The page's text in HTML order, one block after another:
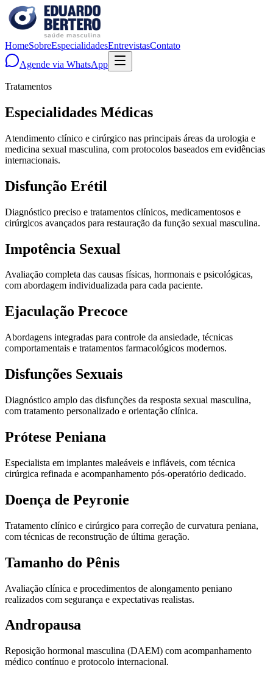
HomeSobreEspecialidadesEntrevistasContato
Agende via WhatsApp
Tratamentos
Especialidades Médicas
Atendimento clínico e cirúrgico nas principais áreas da urologia e
medicina sexual masculina, com protocolos baseados em evidências
internacionais.
Disfunção Erétil
Diagnóstico preciso e tratamentos clínicos, medicamentosos e
cirúrgicos avançados para restauração da função sexual masculina.
Impotência Sexual
Avaliação completa das causas físicas, hormonais e psicológicas,
com abordagem individualizada para cada paciente.
Ejaculação Precoce
Abordagens integradas para controle da ansiedade, técnicas
comportamentais e tratamentos farmacológicos modernos.
Disfunções Sexuais
Diagnóstico amplo das disfunções da resposta sexual masculina,
com tratamento personalizado e orientação clínica.
Prótese Peniana
Especialista em implantes maleáveis e infláveis, com técnica
cirúrgica refinada e acompanhamento pós-operatório dedicado.
Doença de Peyronie
Tratamento clínico e cirúrgico para correção de curvatura peniana,
com técnicas de reconstrução de última geração.
Tamanho do Pênis
Avaliação clínica e procedimentos de alongamento peniano
realizados com segurança e expectativas realistas.
Andropausa
Reposição hormonal masculina (DAEM) com acompanhamento
médico contínuo e protocolo internacional.